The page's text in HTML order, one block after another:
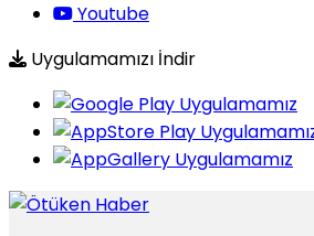
Youtube
Uygulamamızı İndir